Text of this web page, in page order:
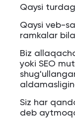
Qaysi
Qaysi veb-
ramkalar
Biz
yoki SEO
Siz har
deb